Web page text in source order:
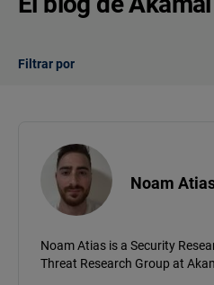
Filtrar por
Noam
Noam Atias is a Security
Threat Research Group at